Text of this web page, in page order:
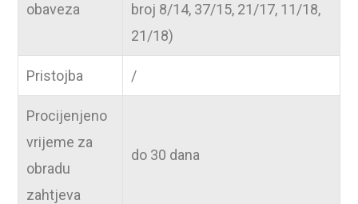
obaveza
broj 8/14, 37/15, 21/17, 11/18,
21/18)
Pristojba /
Procijenjeno
vrijeme za
obradu
zahtjeva
do 30 dana